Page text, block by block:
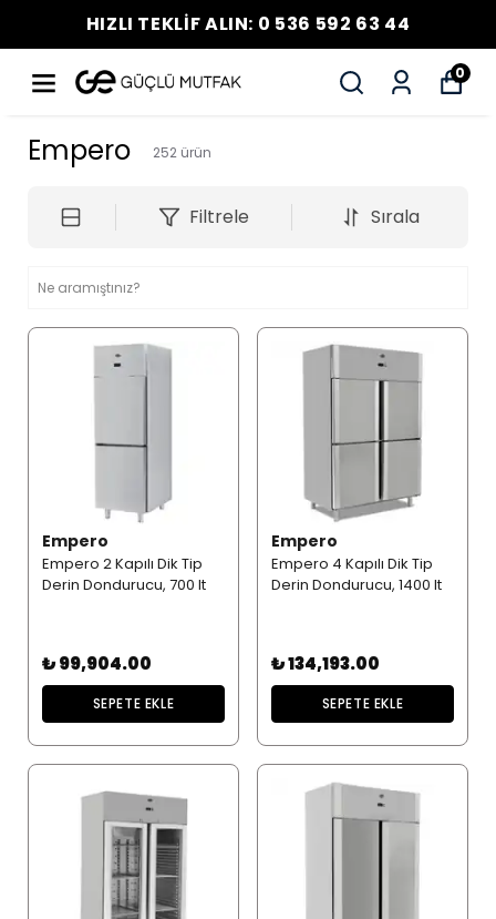
HIZLI TEKLİF ALIN: 0 536 592 63 44
0
Empero 252 ürün
Filtrele Sırala
Empero
Empero 2 Kapılı Dik Tip
Derin Dondurucu, 700 lt
₺ 99,904.00
SEPETE EKLE
Empero
Empero 4 Kapılı Dik Tip
Derin Dondurucu, 1400 lt
₺ 134,193.00
SEPETE EKLE